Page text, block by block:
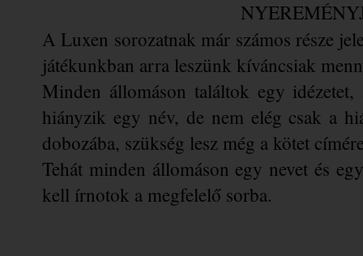
A Luxen sorozatnak már számos része
játékunkban arra leszünk kíváncsiak
Minden állomáson találtok egy
hiányzik egy név, de nem elég csak a
dobozába, szükség lesz még a kötet
Tehát minden állomáson egy nevet és
kell írnotok a megfelelő sorba.